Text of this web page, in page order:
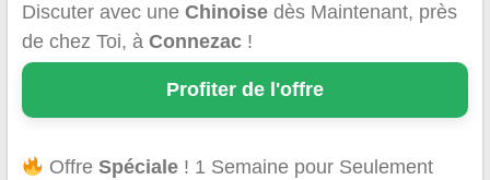
Discuter avec une Chinoisedès Maintenant, près
de chez Toi, à Connezac!
Profiter de l'offre
OffreSpéciale ! 1 Semaine pour Seulement